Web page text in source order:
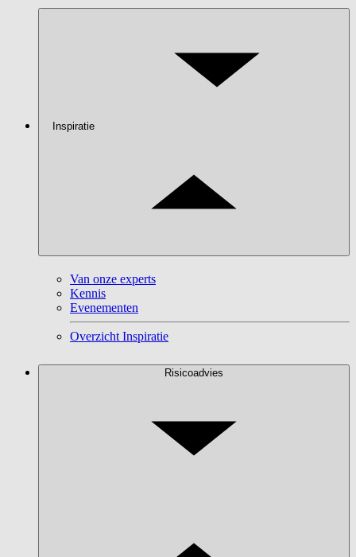
Inspiratie
Van onze experts
Kennis
Evenementen
Overzicht Inspiratie
Risicoadvies